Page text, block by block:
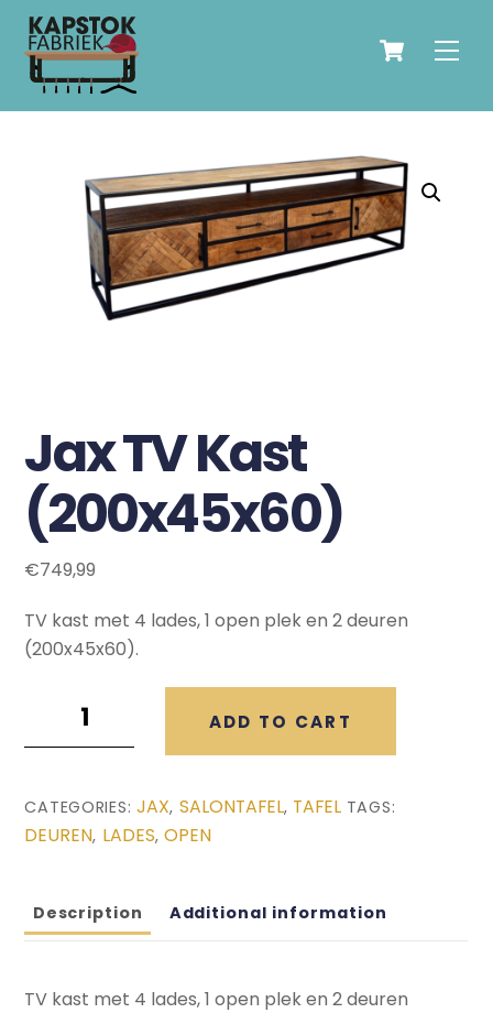
Skip
content
Cart
Jax TV Kast
(200x45x60)
€749,99
TV kast met 4 lades, 1 open plek en 2 deuren
(200x45x60).
quantity
ADD TO CART
CATEGORIES:JAX, SALONTAFEL, TAFEL TAGS:
DEUREN, LADES,OPEN
Description Additional information
TV kast met 4 lades, 1 open plek en 2 deuren